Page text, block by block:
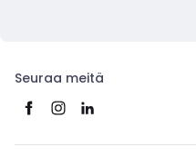
Seuraa meitä